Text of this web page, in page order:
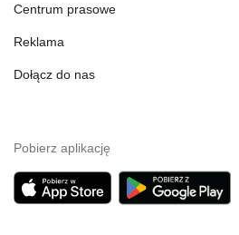
Centrum prasowe
Reklama
Dołącz do nas
Pobierz aplikację